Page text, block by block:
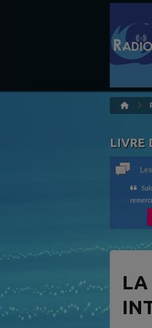
LIVRE
ainsi
Vag !!
LA